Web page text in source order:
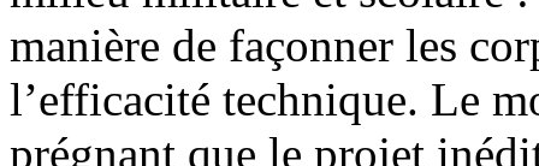
manière de façonner les
l’efficacité technique. Le
prégnant que le projet